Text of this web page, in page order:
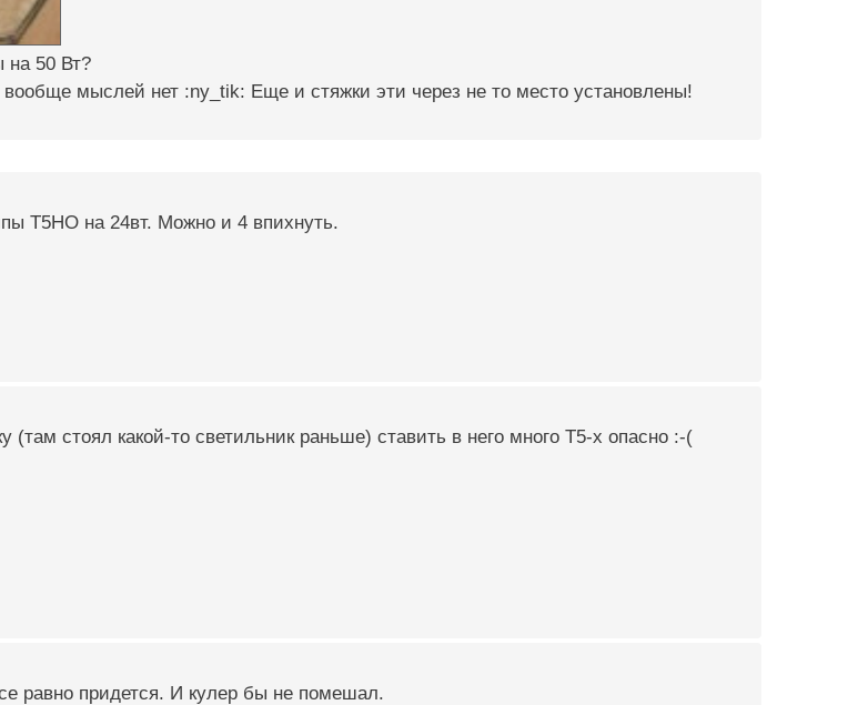
на 50 Вт?
мыслей нет :ny_tik: Еще и стяжки эти через не то место установлены!
Т5НО на 24вт. Можно и 4 впихнуть.
(там стоял какой-то светильник раньше) ставить в него много Т5-х опасно :-(
равно придется. И кулер бы не помешал.